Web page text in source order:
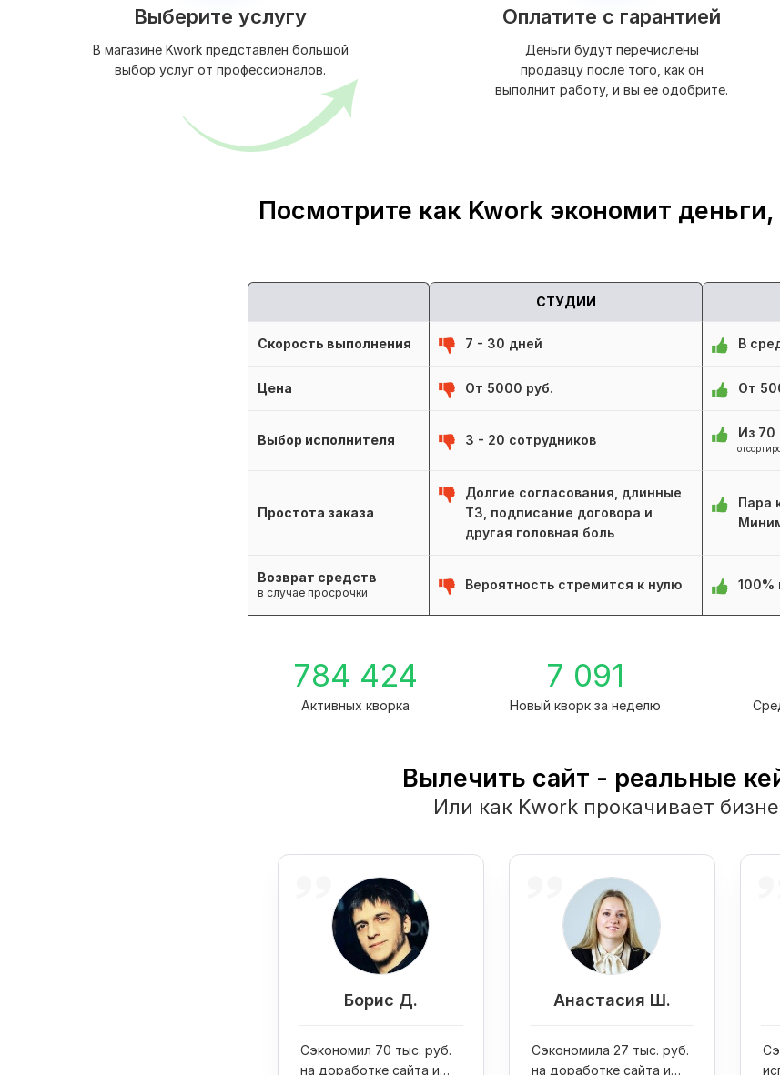
Выберите услугу
В магазине Kwork представлен большой
выбор услуг от профессионалов.
Оплатите с гарантией
Деньги будут перечислены
продавцу после того, как он
выполнит работу, и вы её одобрите.
Посмотрите как Kwork экономит
СТУДИИ
Скорость выполнения 7 - 30 дней В
Цена От 5000 руб. От
Выбор исполнителя 3 - 20 сотрудников Из 70
Простота заказа
Долгие согласования, длинные
ТЗ, подписание договора и
другая головная боль
Пара
Возврат средств
в случае просрочки
Вероятность стремится к нулю 100%
784 424
Активных кворка
7 091
Новый кворк за неделю
Вылечить сайт - реальные
Или как Kwork прокачивает
Борис Д.
Сэкономил 70 тыс. руб.
на доработке сайта и
Анастасия Ш.
Сэкономила 27 тыс. руб.
на доработке сайта и